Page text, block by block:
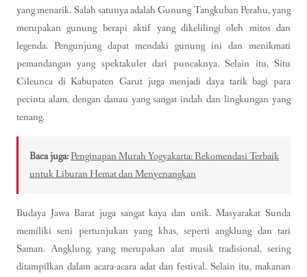
yang menarik. Salah satunya adalah Gunung Tangkuban Perahu, yang
merupakan gunung berapi aktif yang dikelilingi oleh mitos dan
legenda. Pengunjung dapat mendaki gunung ini dan menikmati
pemandangan yang spektakuler dari puncaknya. Selain itu, Situ
Cileunca di Kabupaten Garut juga menjadi daya tarik bagi para
pecinta alam, dengan danau yang sangat indah dan lingkungan yang
tenang.
Baca juga:Penginapan Murah Yogyakarta: Rekomendasi Terbaik
untuk Liburan Hemat dan Menyenangkan
Budaya Jawa Barat juga sangat kaya dan unik. Masyarakat Sunda
memiliki seni pertunjukan yang khas, seperti angklung dan tari
Saman. Angklung, yang merupakan alat musik tradisional, sering
ditampilkan dalam acara-acara adat dan festival. Selain itu, makanan